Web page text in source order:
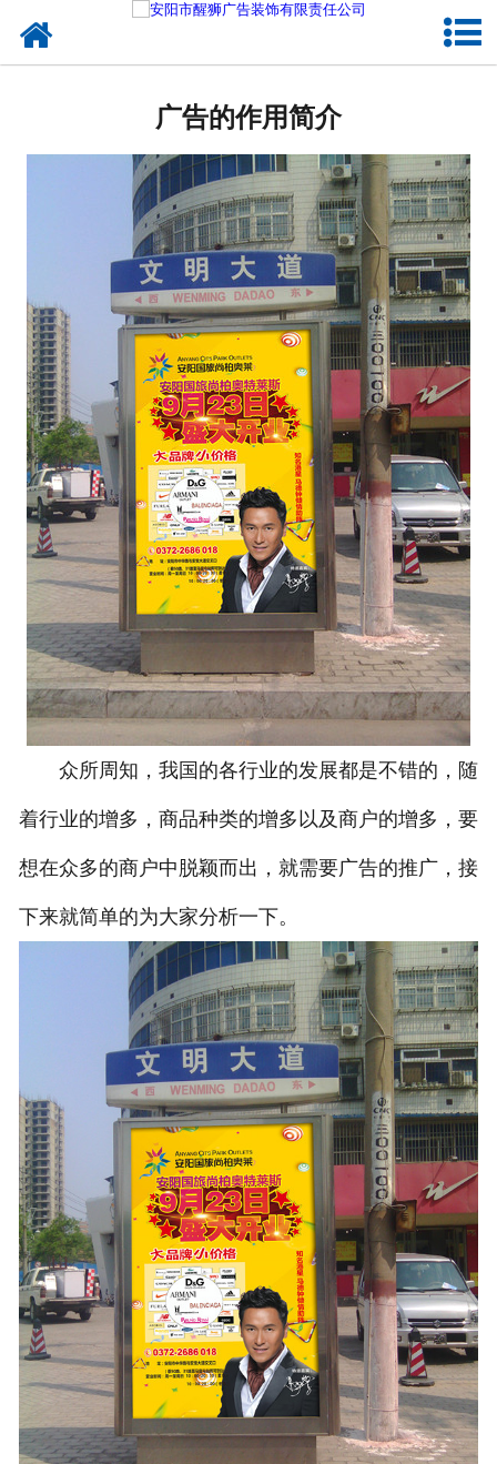
服务项目
成功案例
新闻资讯
企业文化
联系我们
广告的作用简介
众所周知，我国的各行业的发展都是不错的，随
着行业的增多，商品种类的增多以及商户的增多，要
想在众多的商户中脱颖而出，就需要广告的推广，接
下来就简单的为大家分析一下。